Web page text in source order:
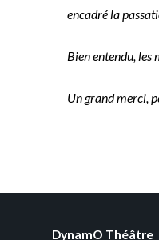
encadré la
Bien entendu, les
Un grand merci,
DynamO Théâtre